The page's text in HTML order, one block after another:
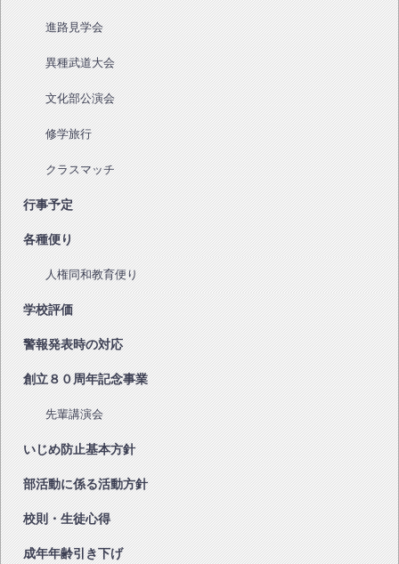
進路見学会
異種武道大会
文化部公演会
修学旅行
クラスマッチ
行事予定
各種便り
人権同和教育便り
学校評価
警報発表時の対応
創立８０周年記念事業
先輩講演会
いじめ防止基本方針
部活動に係る活動方針
校則・生徒心得
成年年齢引き下げ